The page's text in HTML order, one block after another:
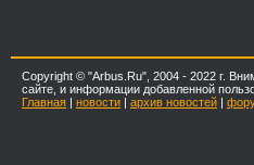
Copyright © "Arbus.Ru", 2004 - 2022 г.
сайте, и информации добавленной
Главная | новости | архив новостей |